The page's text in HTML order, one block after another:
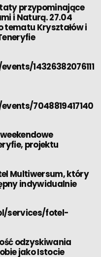
przypominające
i Naturą. 27.04
Kryształów i
14326382076111
7048819417140
projektu
Multiwersum, który
indywidualnie
services/fotel-
odzyskiwania
jako Istocie